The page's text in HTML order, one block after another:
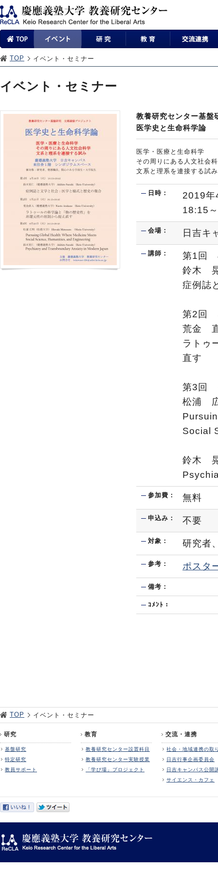
TOP イベント・セミナー
イベント・セミナー
教養研究センター基
医学史と生命科学論
医学・医療と生命科学
その周りにある人文社会
文系と理系を連接する試み
日時：
2019年
18:15
会場： 日吉キ
講師：
第1回
鈴木
症例誌
第2回
荒金
ラトゥ
直す
第3回
松浦
Social
鈴木
参加費： 無料
申込み： 不要
対象： 研究者
参考： ポスタ
備考：
ｺﾒﾝﾄ：
TOP イベント・セミナー
研究
基盤研究
特定研究
教員サポート
教育
教養研究センター設置科目
教養研究センター実験授業
「学び場」プロジェクト
交流・連携
社会・地域連携の取
日吉行事企画委員会
日吉キャンパス公開
サイエンス・カフェ